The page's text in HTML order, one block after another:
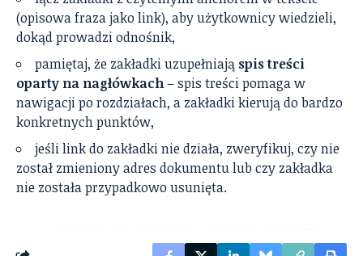
(opisowa fraza jako link), aby użytkownicy wiedzieli,
dokąd prowadzi odnośnik,
pamiętaj, że zakładki uzupełniają spis treści
oparty na nagłówkach– spis treści pomaga w
nawigacji po rozdziałach, a zakładki kierują do bardzo
konkretnych punktów,
jeśli link do zakładki nie działa, zweryfikuj, czy nie
został zmieniony adres dokumentu lub czy zakładka
nie została przypadkowo usunięta.